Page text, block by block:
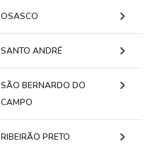
OSASCO
SANTO ANDRÉ
SÃO BERNARDO DO
CAMPO
RIBEIRÃO PRETO